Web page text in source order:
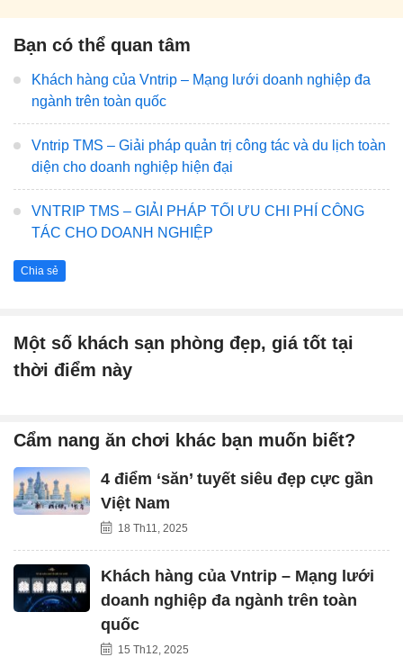
Bạn có thể quan tâm
Khách hàng của Vntrip – Mạng lưới doanh nghiệp đa
ngành trên toàn quốc
Vntrip TMS – Giải pháp quản trị công tác và du lịch toàn
diện cho doanh nghiệp hiện đại
VNTRIP TMS – GIẢI PHÁP TỐI ƯU CHI PHÍ CÔNG
TÁC CHO DOANH NGHIỆP
Chia sẻ
Một số khách sạn phòng đẹp, giá tốt tại
thời điểm này
Cẩm nang ăn chơi khác bạn muốn biết?
4 điểm ‘săn’ tuyết siêu đẹp cực gần
Việt Nam
18 Th11, 2025
Khách hàng của Vntrip – Mạng lưới
doanh nghiệp đa ngành trên toàn
quốc
15 Th12, 2025